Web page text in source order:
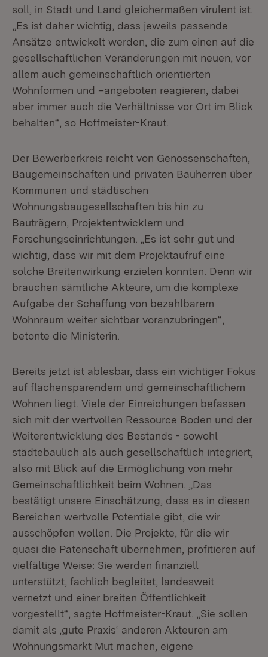
soll, in Stadt und Land gleichermaßen virulent ist.
„Es ist daher wichtig, dass jeweils passende
Ansätze entwickelt werden, die zum einen auf die
gesellschaftlichen Veränderungen mit neuen, vor
allem auch gemeinschaftlich orientierten
Wohnformen und –angeboten reagieren, dabei
aber immer auch die Verhältnisse vor Ort im Blick
behalten“, so Hoffmeister-Kraut.
Der Bewerberkreis reicht von Genossenschaften,
Baugemeinschaften und privaten Bauherren über
Kommunen und städtischen
Wohnungsbaugesellschaften bis hin zu
Bauträgern, Projektentwicklern und
Forschungseinrichtungen. „Es ist sehr gut und
wichtig, dass wir mit dem Projektaufruf eine
solche Breitenwirkung erzielen konnten. Denn wir
brauchen sämtliche Akteure, um die komplexe
Aufgabe der Schaffung von bezahlbarem
Wohnraum weiter sichtbar voranzubringen“,
betonte die Ministerin.
Bereits jetzt ist ablesbar, dass ein wichtiger Fokus
auf flächensparendem und gemeinschaftlichem
Wohnen liegt. Viele der Einreichungen befassen
sich mit der wertvollen Ressource Boden und der
Weiterentwicklung des Bestands - sowohl
städtebaulich als auch gesellschaftlich integriert,
also mit Blick auf die Ermöglichung von mehr
Gemeinschaftlichkeit beim Wohnen. „Das
bestätigt unsere Einschätzung, dass es in diesen
Bereichen wertvolle Potentiale gibt, die wir
ausschöpfen wollen. Die Projekte, für die wir
quasi die Patenschaft übernehmen, profitieren auf
vielfältige Weise: Sie werden finanziell
unterstützt, fachlich begleitet, landesweit
vernetzt und einer breiten Öffentlichkeit
vorgestellt“, sagte Hoffmeister-Kraut. „Sie sollen
damit als ‚gute Praxis‘ anderen Akteuren am
Wohnungsmarkt Mut machen, eigene